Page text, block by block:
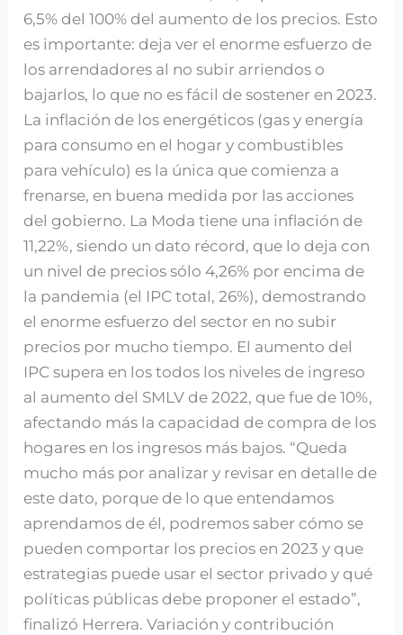
6,5% del 100% del aumento de los precios. Esto
es importante: deja ver el enorme esfuerzo de
los arrendadores al no subir arriendos o
bajarlos, lo que no es fácil de sostener en 2023.
La inflación de los energéticos (gas y energía
para consumo en el hogar y combustibles
para vehículo) es la única que comienza a
frenarse, en buena medida por las acciones
del gobierno. La Moda tiene una inflación de
11,22%, siendo un dato récord, que lo deja con
un nivel de precios sólo 4,26% por encima de
la pandemia (el IPC total, 26%), demostrando
el enorme esfuerzo del sector en no subir
precios por mucho tiempo. El aumento del
IPC supera en los todos los niveles de ingreso
al aumento del SMLV de 2022, que fue de 10%,
afectando más la capacidad de compra de los
hogares en los ingresos más bajos. “Queda
mucho más por analizar y revisar en detalle de
este dato, porque de lo que entendamos
aprendamos de él, podremos saber cómo se
pueden comportar los precios en 2023 y que
estrategias puede usar el sector privado y qué
políticas públicas debe proponer el estado”,
finalizó Herrera. Variación y contribución